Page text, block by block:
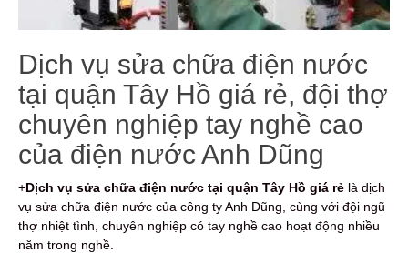
Dịch vụ sửa chữa điện nước
tại quận Tây Hồ giá rẻ, đội thợ
chuyên nghiệp tay nghề cao
của điện nước Anh Dũng
+Dịch vụ sửa chữa điện nước tại quận Tây Hồ giá rẻ là dịch
vụ sửa chữa điện nước của công ty Anh Dũng, cùng với đội ngũ
thợ nhiệt tình, chuyên nghiệp có tay nghề cao hoạt động nhiều
năm trong nghề.